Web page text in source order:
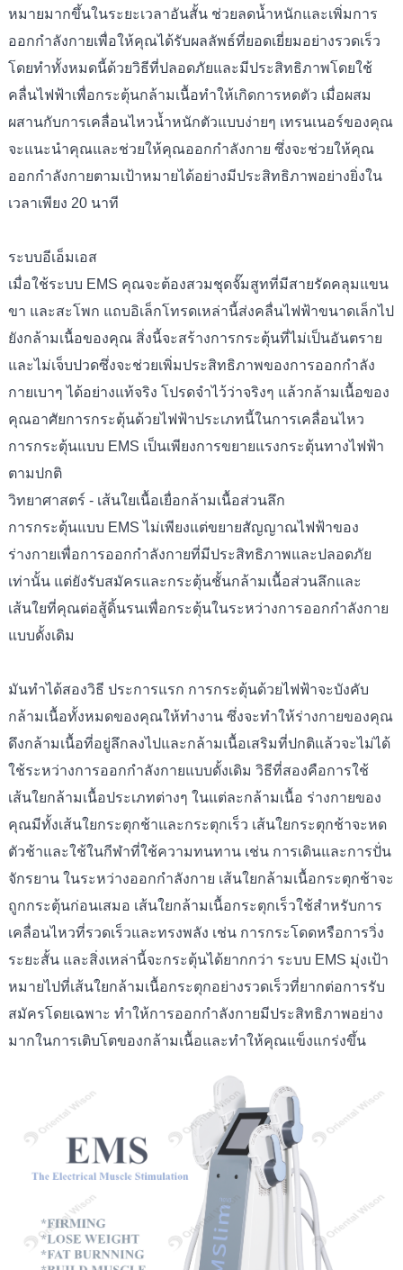
หมายมากขึ้นในระยะเวลาอันสั้น ช่วยลดน้ำหนักและเพิ่มการ
ออกกำลังกายเพื่อให้คุณได้รับผลลัพธ์ที่ยอดเยี่ยมอย่างรวดเร็ว
โดยทำทั้งหมดนี้ด้วยวิธีที่ปลอดภัยและมีประสิทธิภาพโดยใช้
คลื่นไฟฟ้าเพื่อกระตุ้นกล้ามเนื้อทำให้เกิดการหดตัว เมื่อผสม
ผสานกับการเคลื่อนไหวน้ำหนักตัวแบบง่ายๆ เทรนเนอร์ของคุณ
จะแนะนำคุณและช่วยให้คุณออกกำลังกาย ซึ่งจะช่วยให้คุณ
ออกกำลังกายตามเป้าหมายได้อย่างมีประสิทธิภาพอย่างยิ่งใน
เวลาเพียง 20 นาที
ระบบอีเอ็มเอส
เมื่อใช้ระบบ EMS คุณจะต้องสวมชุดจั๊มสูทที่มีสายรัดคลุมแขน
ขา และสะโพก แถบอิเล็กโทรดเหล่านี้ส่งคลื่นไฟฟ้าขนาดเล็กไป
ยังกล้ามเนื้อของคุณ สิ่งนี้จะสร้างการกระตุ้นที่ไม่เป็นอันตราย
และไม่เจ็บปวดซึ่งจะช่วยเพิ่มประสิทธิภาพของการออกกำลัง
กายเบาๆ ได้อย่างแท้จริง โปรดจำไว้ว่าจริงๆ แล้วกล้ามเนื้อของ
คุณอาศัยการกระตุ้นด้วยไฟฟ้าประเภทนี้ในการเคลื่อนไหว
การกระตุ้นแบบ EMS เป็นเพียงการขยายแรงกระตุ้นทางไฟฟ้า
ตามปกติ
วิทยาศาสตร์ - เส้นใยเนื้อเยื่อกล้ามเนื้อส่วนลึก
การกระตุ้นแบบ EMS ไม่เพียงแต่ขยายสัญญาณไฟฟ้าของ
ร่างกายเพื่อการออกกำลังกายที่มีประสิทธิภาพและปลอดภัย
เท่านั้น แต่ยังรับสมัครและกระตุ้นชั้นกล้ามเนื้อส่วนลึกและ
เส้นใยที่คุณต่อสู้ดิ้นรนเพื่อกระตุ้นในระหว่างการออกกำลังกาย
แบบดั้งเดิม
มันทำได้สองวิธี ประการแรก การกระตุ้นด้วยไฟฟ้าจะบังคับ
กล้ามเนื้อทั้งหมดของคุณให้ทำงาน ซึ่งจะทำให้ร่างกายของคุณ
ดึงกล้ามเนื้อที่อยู่ลึกลงไปและกล้ามเนื้อเสริมที่ปกติแล้วจะไม่ได้
ใช้ระหว่างการออกกำลังกายแบบดั้งเดิม วิธีที่สองคือการใช้
เส้นใยกล้ามเนื้อประเภทต่างๆ ในแต่ละกล้ามเนื้อ ร่างกายของ
คุณมีทั้งเส้นใยกระตุกช้าและกระตุกเร็ว เส้นใยกระตุกช้าจะหด
ตัวช้าและใช้ในกีฬาที่ใช้ความทนทาน เช่น การเดินและการปั่น
จักรยาน ในระหว่างออกกำลังกาย เส้นใยกล้ามเนื้อกระตุกช้าจะ
ถูกกระตุ้นก่อนเสมอ เส้นใยกล้ามเนื้อกระตุกเร็วใช้สำหรับการ
เคลื่อนไหวที่รวดเร็วและทรงพลัง เช่น การกระโดดหรือการวิ่ง
ระยะสั้น และสิ่งเหล่านี้จะกระตุ้นได้ยากกว่า ระบบ EMS มุ่งเป้า
หมายไปที่เส้นใยกล้ามเนื้อกระตุกอย่างรวดเร็วที่ยากต่อการรับ
สมัครโดยเฉพาะ ทำให้การออกกำลังกายมีประสิทธิภาพอย่าง
มากในการเติบโตของกล้ามเนื้อและทำให้คุณแข็งแกร่งขึ้น